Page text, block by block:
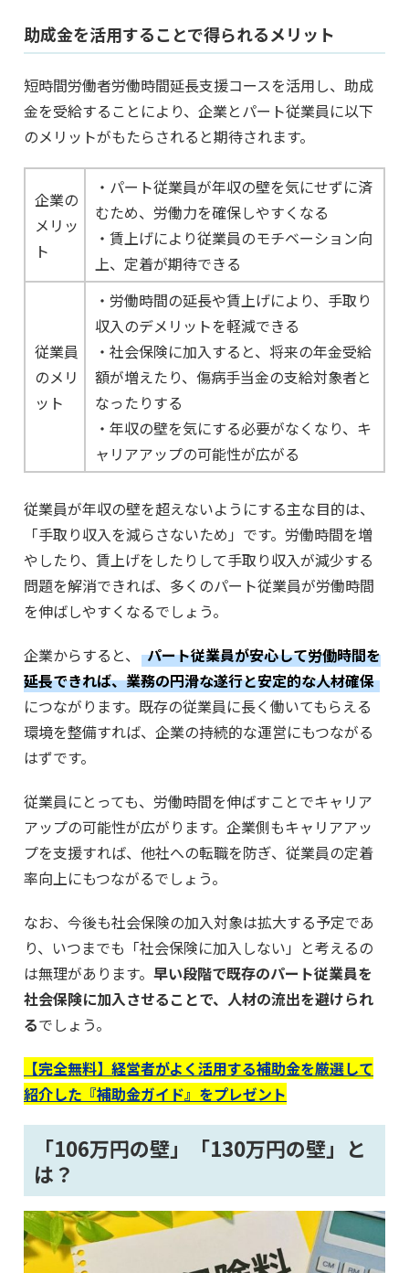
助成金を活用することで得られるメリット
短時間労働者労働時間延長支援コースを活用し、助成
金を受給することにより、企業とパート従業員に以下
のメリットがもたらされると期待されます。
企業の
メリッ
ト
・パート従業員が年収の壁を気にせずに済
むため、労働力を確保しやすくなる
・賃上げにより従業員のモチベーション向
上、定着が期待できる
従業員
のメリ
ット
・労働時間の延長や賃上げにより、手取り
収入のデメリットを軽減できる
・社会保険に加入すると、将来の年金受給
額が増えたり、傷病手当金の支給対象者と
なったりする
・年収の壁を気にする必要がなくなり、キ
ャリアアップの可能性が広がる
従業員が年収の壁を超えないようにする主な目的は、
「手取り収入を減らさないため」です。労働時間を増
やしたり、賃上げをしたりして手取り収入が減少する
問題を解消できれば、多くのパート従業員が労働時間
を伸ばしやすくなるでしょう。
企業からすると、
パート従業員が安心して労働時間を
延長できれば、業務の円滑な遂行と安定的な人材確保
につながります。既存の従業員に長く働いてもらえる
環境を整備すれば、企業の持続的な運営にもつながる
はずです。
従業員にとっても、労働時間を伸ばすことでキャリア
アップの可能性が広がります。企業側もキャリアアッ
プを支援すれば、他社への転職を防ぎ、従業員の定着
率向上にもつながるでしょう。
なお、今後も社会保険の加入対象は拡大する予定であ
り、いつまでも「社会保険に加入しない」と考えるの
は無理があります。 早い段階で既存のパート従業員を
社会保険に加入させることで、人材の流出を避けられ
るでしょう。
【完全無料】経営者がよく活用する補助金を厳選して
紹介した『補助金ガイド』をプレゼント
「106万円の壁」「130万円の壁」と
は？